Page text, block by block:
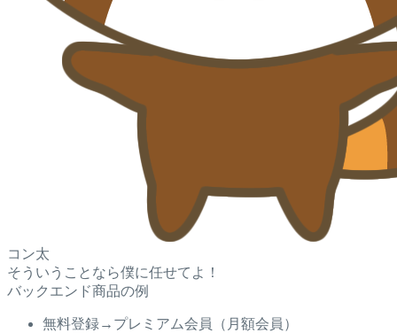
コン太
そういうことなら僕に任せてよ！
バックエンド商品の例
無料登録→プレミアム会員（月額会員）